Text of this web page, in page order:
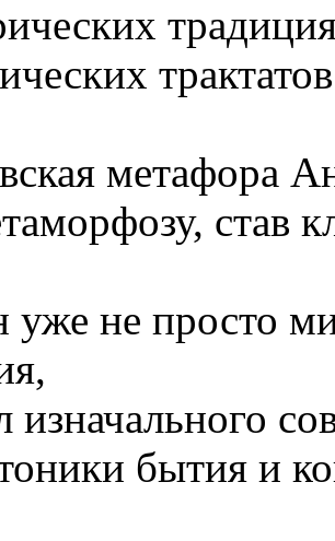
метафора
став
уже не просто
изначального
бытия и